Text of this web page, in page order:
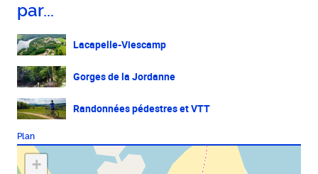
par...
Lacapelle-Viescamp
Gorges de la Jordanne
Randonnées pédestres et VTT
Plan
+